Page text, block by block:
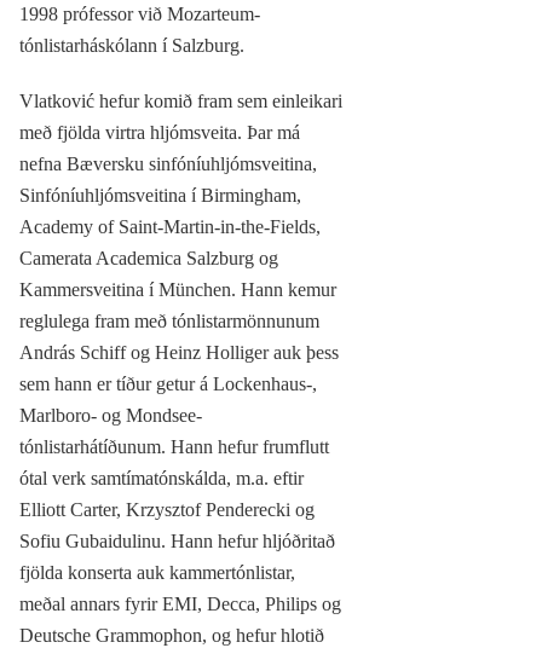
1998 prófessor við Mozarteum-
tónlistarháskólann í Salzburg.
Vlatković hefur komið fram sem einleikari
með fjölda virtra hljómsveita. Þar má
nefna Bæversku sinfóníuhljómsveitina,
Sinfóníuhljómsveitina í Birmingham,
Academy of Saint-Martin-in-the-Fields,
Camerata Academica Salzburg og
Kammersveitina í München. Hann kemur
reglulega fram með tónlistarmönnunum
András Schiff og Heinz Holliger auk þess
sem hann er tíður getur á Lockenhaus-,
Marlboro- og Mondsee-
tónlistarhátíðunum. Hann hefur frumflutt
ótal verk samtímatónskálda, m.a. eftir
Elliott Carter, Krzysztof Penderecki og
Sofiu Gubaidulinu. Hann hefur hljóðritað
fjölda konserta auk kammertónlistar,
meðal annars fyrir EMI, Decca, Philips og
Deutsche Grammophon, og hefur hlotið